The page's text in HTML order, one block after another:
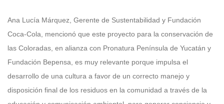
Ana Lucía Márquez, Gerente de Sustentabilidad y Fundación
Coca-Cola, mencionó que este proyecto para la conservación de
las Coloradas, en alianza con Pronatura Península de Yucatán y
Fundación Bepensa, es muy relevante porque impulsa el
desarrollo de una cultura a favor de un correcto manejo y
disposición final de los residuos en la comunidad a través de la